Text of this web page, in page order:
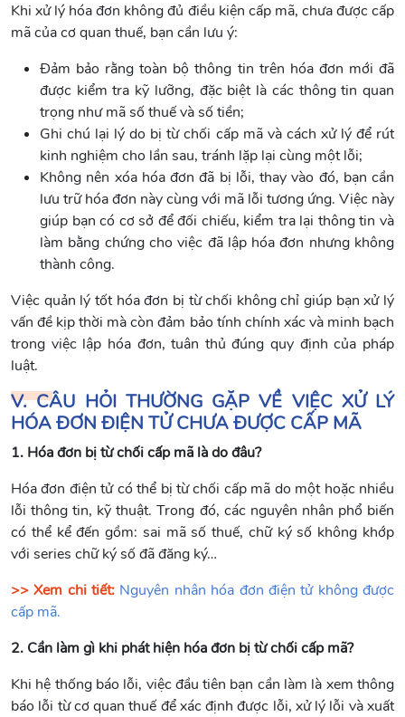
Khi xử lý hóa đơn không đủ điều kiện cấp mã, chưa được cấp
mã của cơ quan thuế, bạn cần lưu ý:
Đảm bảo rằng toàn bộ thông tin trên hóa đơn mới đã
được kiểm tra kỹ lưỡng, đặc biệt là các thông tin quan
trọng như mã số thuế và số tiền;
Ghi chú lại lý do bị từ chối cấp mã và cách xử lý để rút
kinh nghiệm cho lần sau, tránh lặp lại cùng một lỗi;
Không nên xóa hóa đơn đã bị lỗi, thay vào đó, bạn cần
lưu trữ hóa đơn này cùng với mã lỗi tương ứng. Việc này
giúp bạn có cơ sở để đối chiếu, kiểm tra lại thông tin và
làm bằng chứng cho việc đã lập hóa đơn nhưng không
thành công.
Việc quản lý tốt hóa đơn bị từ chối không chỉ giúp bạn xử lý
vấn đề kịp thời mà còn đảm bảo tính chính xác và minh bạch
trong việc lập hóa đơn, tuân thủ đúng quy định của pháp
luật.
V. CÂU HỎI THƯỜNG GẶP VỀ VIỆC XỬ LÝ
HÓA ĐƠN ĐIỆN TỬ CHƯA ĐƯỢC CẤP MÃ
1. Hóa đơn bị từ chối cấp mã là do đâu?
Hóa đơn điện tử có thể bị từ chối cấp mã do một hoặc nhiều
lỗi thông tin, kỹ thuật. Trong đó, các nguyên nhân phổ biến
có thể kể đến gồm: sai mã số thuế, chữ ký số không khớp
với series chữ ký số đã đăng ký…
>> Xem chi tiết: Nguyên nhân hóa đơn điện tử không được
cấp mã.
2. Cần làm gì khi phát hiện hóa đơn bị từ chối cấp mã?
Khi hệ thống báo lỗi, việc đầu tiên bạn cần làm là xem thông
báo lỗi từ cơ quan thuế để xác định được lỗi, xử lý lỗi và xuất